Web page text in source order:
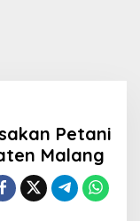
Petani
Malang